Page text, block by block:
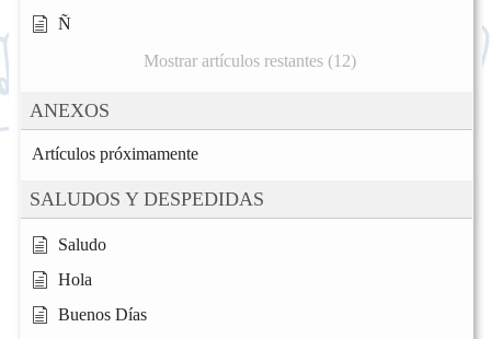
Ñ
Mostrar artículos restantes (12)
ANEXOS
Artículos próximamente
SALUDOS Y DESPEDIDAS
Saludo
Hola
Buenos Días